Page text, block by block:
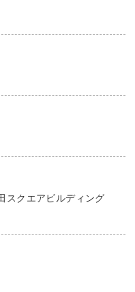
スクエアビルディング